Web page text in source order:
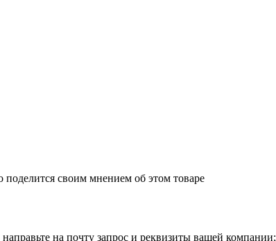
своим мнением об этом товаре
на почту запрос и реквизиты вашей компании;